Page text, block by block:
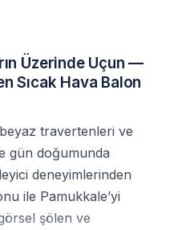
Üzerinde Uçun —
Sıcak Hava Balon
travertenleri ve
gün doğumunda
deneyimlerinden
ile Pamukkale’yi
şölen ve